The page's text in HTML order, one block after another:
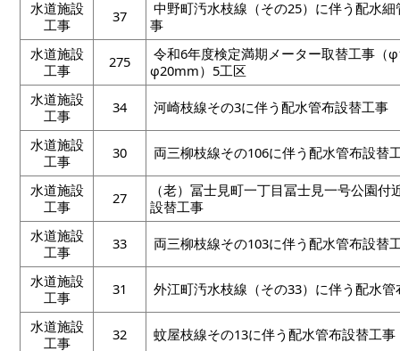
水道施設
工事
37
中野町汚水枝線（その25）に伴う配水
事
水道施設
工事
275
令和6年度検定満期メーター取替工事（
φ20mm）5工区
水道施設
工事
34 河崎枝線その3に伴う配水管布設替工事
水道施設
工事
30 両三柳枝線その106に伴う配水管布設替
水道施設
工事
27
（老）冨士見町一丁目冨士見一号公園付
設替工事
水道施設
工事
33 両三柳枝線その103に伴う配水管布設替
水道施設
工事
31 外江町汚水枝線（その33）に伴う配水
水道施設
工事
32 蚊屋枝線その13に伴う配水管布設替工事